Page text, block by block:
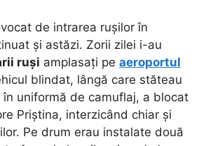
de intrarea rușilor în
și astăzi. Zorii zilei i-au
ruși amplasați pe aeroportul
blindat, lângă care stăteau
uniformă de camuflaj, a blocat
Priștina, interzicând chiar și
Pe drum erau instalate două